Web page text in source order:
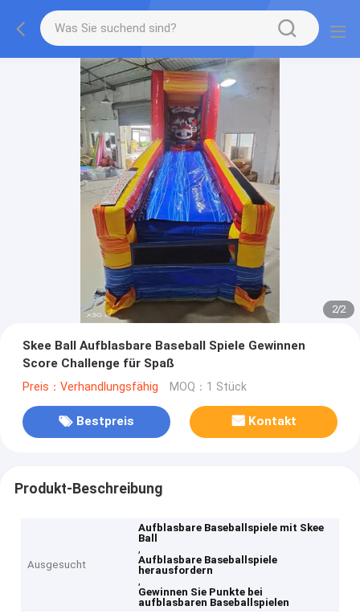
2/2
Skee Ball Aufblasbare Baseball Spiele Gewinnen
Score Challenge für Spaß
Preis：Verhandlungsfähig MOQ：1 Stück
Bestpreis Kontakt
Produkt-Beschreibung
Ausgesucht
Aufblasbare Baseballspiele mit Skee
Ball
,
Aufblasbare Baseballspiele
herausfordern
,
Gewinnen Sie Punkte bei
aufblasbaren Baseballspielen